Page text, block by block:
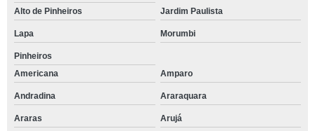
Alto de Pinheiros Jardim Paulista
Lapa Morumbi
Pinheiros
Americana
Amparo
Andradina Araraquara
Araras Arujá